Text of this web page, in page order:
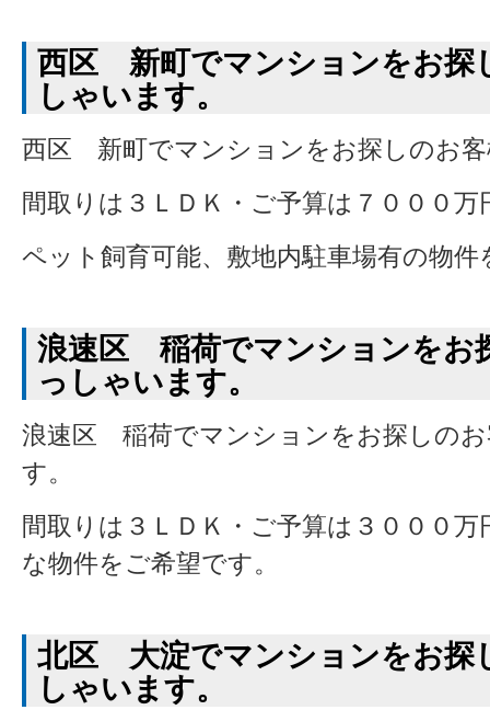
西区 新町でマンションをお探
しゃいます。
西区 新町でマンションをお探しのお
間取りは３ＬＤＫ・ご予算は７０００万
ペット飼育可能、敷地内駐車場有の物
浪速区 稲荷でマンションをお
っしゃいます。
浪速区 稲荷でマンションをお探しの
す。
間取りは３ＬＤＫ・ご予算は３０００
な物件をご希望です。
北区 大淀でマンションをお探
しゃいます。